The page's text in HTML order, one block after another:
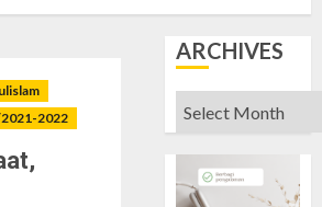
2022
ARCHIVES
Archives